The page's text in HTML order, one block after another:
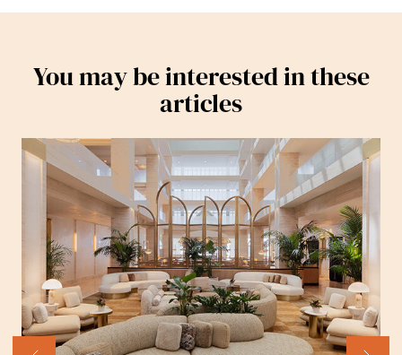
You may be interested in these
articles